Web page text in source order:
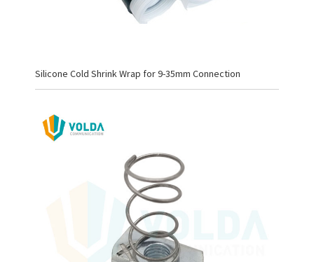
Silicone Cold Shrink Wrap for 9-35mm Connection